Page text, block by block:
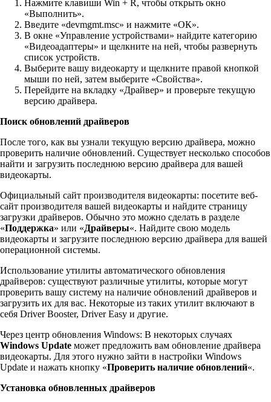
Нажмите клавиши Win + R, чтобы открыть окно
«Выполнить».
Введите «devmgmt.msc» и нажмите «ОК».
В окне «Управление устройствами» найдите категорию
«Видеоадаптеры» и щелкните на ней, чтобы развернуть
список устройств.
Выберите вашу видеокарту и щелкните правой кнопкой
мыши по ней, затем выберите «Свойства».
Перейдите на вкладку «Драйвер» и проверьте текущую
версию драйвера.
Поиск обновлений драйверов
После того, как вы узнали текущую версию драйвера, можно
проверить наличие обновлений. Существует несколько способов
найти и загрузить последнюю версию драйвера для вашей
видеокарты.
Официальный сайт производителя видеокарты: посетите веб-
сайт производителя вашей видеокарты и найдите страницу
загрузки драйверов. Обычно это можно сделать в разделе
«Поддержка» или «Драйверы«. Найдите свою модель
видеокарты и загрузите последнюю версию драйвера для вашей
операционной системы.
Использование утилиты автоматического обновления
драйверов: существуют различные утилиты, которые могут
проверить вашу систему на наличие обновлений драйверов и
загрузить их для вас. Некоторые из таких утилит включают в
себя Driver Booster, Driver Easy и другие.
Через центр обновления Windows: В некоторых случаях
Windows Update может предложить вам обновление драйвера
видеокарты. Для этого нужно зайти в настройки Windows
Update и нажать кнопку «Проверить наличие обновлений«.
Установка обновленных драйверов